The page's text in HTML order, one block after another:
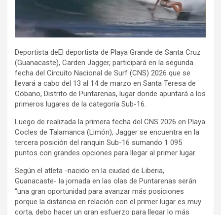
Deportista deEl deportista de Playa Grande de Santa Cruz
(Guanacaste), Carden Jagger, participará en la segunda
fecha del Circuito Nacional de Surf (CNS) 2026 que se
llevará a cabo del 13 al 14 de marzo en Santa Teresa de
Cóbano, Distrito de Puntarenas, lugar donde apuntará a los
primeros lugares de la categoría Sub-16.
Luego de realizada la primera fecha del CNS 2026 en Playa
Cocles de Talamanca (Limón), Jagger se encuentra en la
tercera posición del ranquin Sub-16 sumando 1 095
puntos con grandes opciones para llegar al primer lugar.
Según el atleta -nacido en la ciudad de Liberia,
Guanacaste- la jornada en las olas de Puntarenas serán
“una gran oportunidad para avanzar más posiciones
porque la distancia en relación con el primer lugar es muy
corta, debo hacer un gran esfuerzo para llegar lo más